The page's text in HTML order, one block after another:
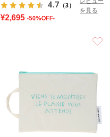
4.7 （3）
を見る
¥2,695 -50%OFF-